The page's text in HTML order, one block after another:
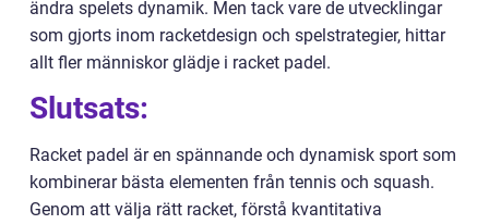
ändra spelets dynamik. Men tack vare de utvecklingar
som gjorts inom racketdesign och spelstrategier, hittar
allt fler människor glädje i racket padel.
Slutsats:
Racket padel är en spännande och dynamisk sport som
kombinerar bästa elementen från tennis och squash.
Genom att välja rätt racket, förstå kvantitativa